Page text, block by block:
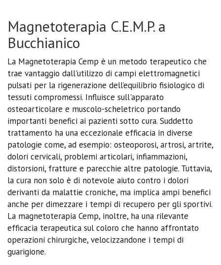
Magnetoterapia C.E.M.P. a
Bucchianico
La Magnetoterapia Cemp è un metodo terapeutico che
trae vantaggio dall'utilizzo di campi elettromagnetici
pulsati per la rigenerazione dell’equilibrio fisiologico di
tessuti compromessi. Influisce sull'apparato
osteoarticolare e muscolo-scheletrico portando
importanti benefici ai pazienti sotto cura. Suddetto
trattamento ha una eccezionale efficacia in diverse
patologie come, ad esempio: osteoporosi, artrosi, artrite,
dolori cervicali, problemi articolari, infiammazioni,
distorsioni, fratture e parecchie altre patologie. Tuttavia,
la cura non solo è di notevole aiuto contro i dolori
derivanti da malattie croniche, ma implica ampi benefici
anche per dimezzare i tempi di recupero per gli sportivi.
La magnetoterapia Cemp, inoltre, ha una rilevante
efficacia terapeutica sul coloro che hanno affrontato
operazioni chirurgiche, velocizzandone i tempi di
guarigione.